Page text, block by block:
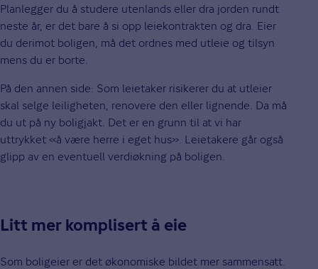
Planlegger du å studere utenlands eller dra jorden rundt
neste år, er det bare å si opp leiekontrakten og dra. Eier
du derimot boligen, må det ordnes med utleie og tilsyn
mens du er borte.
På den annen side: Som leietaker risikerer du at utleier
skal selge leiligheten, renovere den eller lignende. Da må
du ut på ny boligjakt. Det er en grunn til at vi har
uttrykket «å være herre i eget hus». Leietakere går også
glipp av en eventuell verdiøkning på boligen.
Litt mer komplisert å eie
Som boligeier er det økonomiske bildet mer sammensatt.